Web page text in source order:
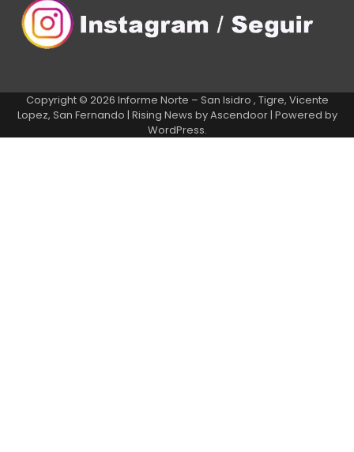
Copyright © 2026 Informe Norte – San Isidro , Tigre, Vicente
Lopez, San Fernando | Rising News byAscendoor| Powered by
WordPress.